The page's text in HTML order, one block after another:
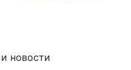
новости